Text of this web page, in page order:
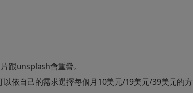
跟unsplash會重疊。
以依自己的需求選擇每個月10美元/19美元/39美元的方